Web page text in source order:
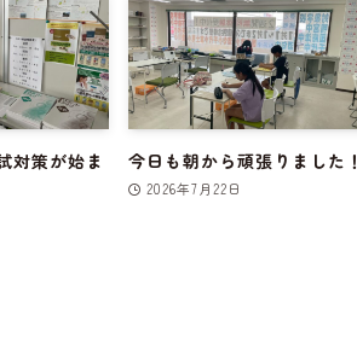
対策が始ま
今日も朝から頑張りました！
2026年7月22日